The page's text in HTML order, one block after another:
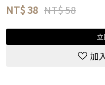
NT$38 NT$ 58
加